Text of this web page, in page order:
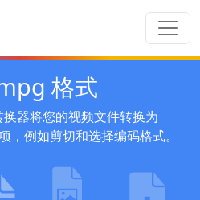
格式
器将您的视频文件转换为
，例如剪切和选择编码格式。